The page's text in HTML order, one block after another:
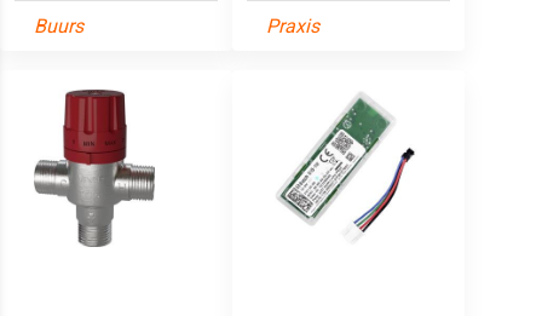
Buurs
Praxis